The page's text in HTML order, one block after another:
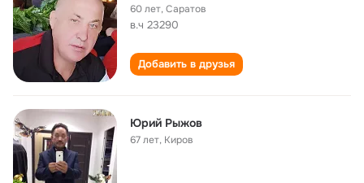
60 лет,Саратов
в.ч 23290
Добавить в друзья
Юрий Рыжов
67 лет, Киров